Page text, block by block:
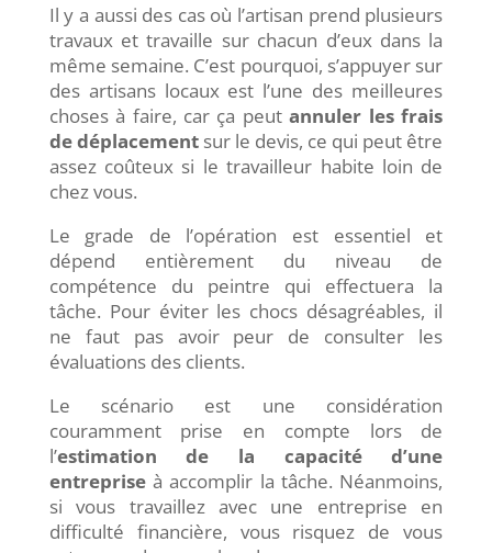
Il y a aussi des cas où l’artisan prend plusieurs
travaux et travaille sur chacun d’eux dans la
même semaine. C’est pourquoi, s’appuyer sur
des artisans locaux est l’une des meilleures
choses à faire, car ça peutannuler les frais
de déplacementsur le devis, ce qui peut être
assez coûteux si le travailleur habite loin de
chez vous.
Le grade de l’opération est essentiel et
dépend entièrement du niveau de
compétence du peintre qui effectuera la
tâche. Pour éviter les chocs désagréables, il
ne faut pas avoir peur de consulter les
évaluations des clients.
Le scénario est une considération
couramment prise en compte lors de
l’estimation de la capacité d’une
entrepriseà accomplir la tâche. Néanmoins,
si vous travaillez avec une entreprise en
difficulté financière, vous risquez de vous